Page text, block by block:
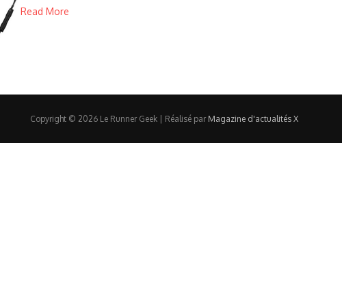
Read More
Copyright © 2026 Le Runner Geek | Réalisé par Magazine d'actualités X